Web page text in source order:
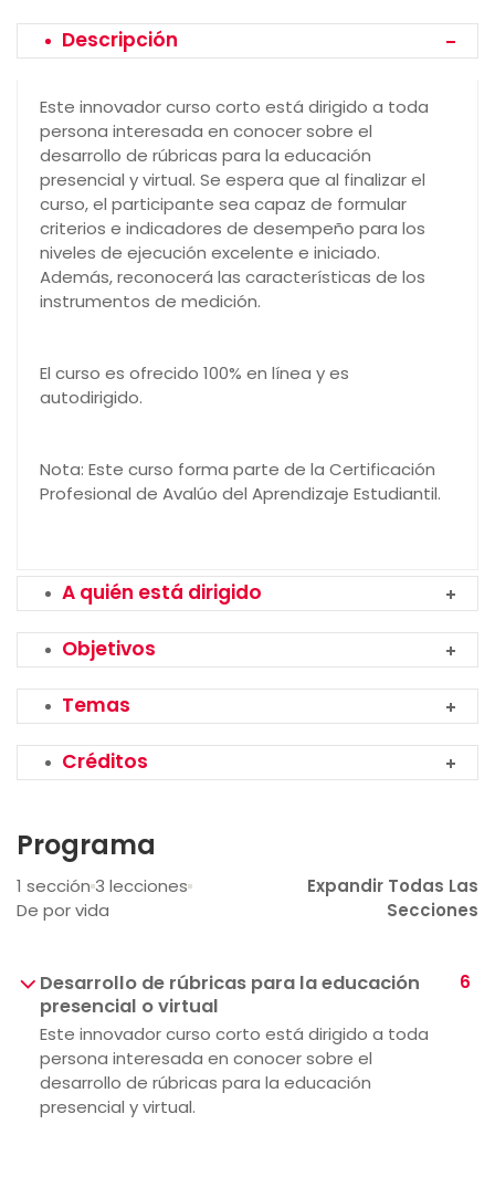
Descripción
Este innovador curso corto está dirigido a toda
persona interesada en conocer sobre el
desarrollo de rúbricas para la educación
presencial y virtual. Se espera que al finalizar el
curso, el participante sea capaz de formular
criterios e indicadores de desempeño para los
niveles de ejecución excelente e iniciado.
Además, reconocerá las características de los
instrumentos de medición.
El curso es ofrecido 100% en línea y es
autodirigido.
Nota: Este curso forma parte de la Certificación
Profesional de Avalúo del Aprendizaje Estudiantil.
A quién está dirigido
Objetivos
Temas
Créditos
Programa
1 sección 3 lecciones
De por vida
Expandir Todas Las
Secciones
Desarrollo de rúbricas para la educación
presencial o virtual
Este innovador curso corto está dirigido a toda
persona interesada en conocer sobre el
desarrollo de rúbricas para la educación
presencial y virtual.
6